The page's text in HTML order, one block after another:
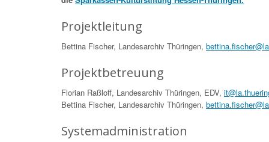
Projektleitung
Bettina Fischer, Landesarchiv Thüringen,
Projektbetreuung
Florian Raßloff, Landesarchiv Thüringen, EDV,
Bettina Fischer, Landesarchiv Thüringen,
Systemadministration